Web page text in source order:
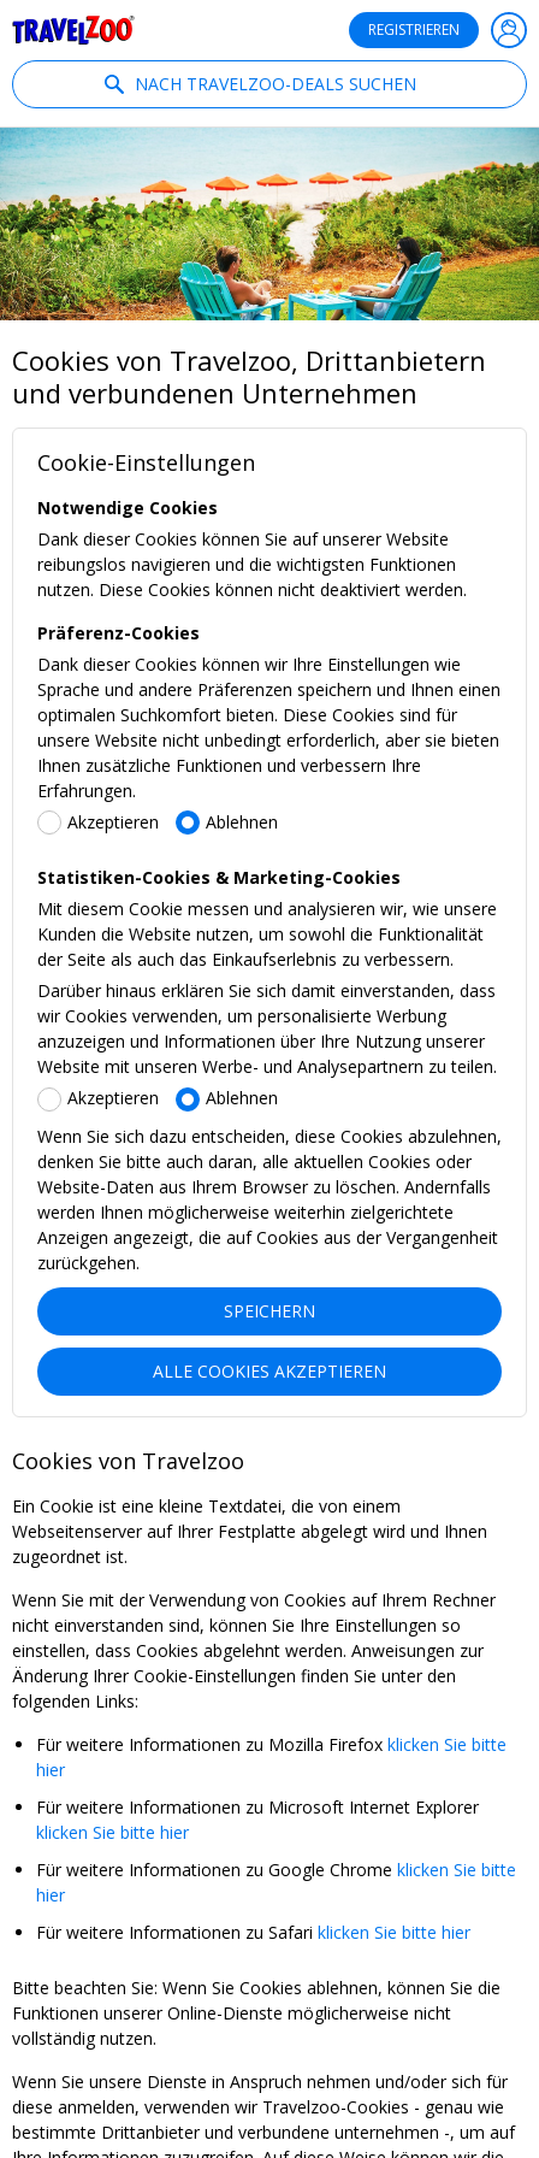
REGISTRIEREN
NACH TRAVELZOO-DEALS SUCHEN
Cookies von Travelzoo, Drittanbietern
und verbundenen Unternehmen
Cookie-Einstellungen
Notwendige Cookies
Dank dieser Cookies können Sie auf unserer Website
reibungslos navigieren und die wichtigsten Funktionen
nutzen. Diese Cookies können nicht deaktiviert werden.
Präferenz-Cookies
Dank dieser Cookies können wir Ihre Einstellungen wie
Sprache und andere Präferenzen speichern und Ihnen einen
optimalen Suchkomfort bieten. Diese Cookies sind für
unsere Website nicht unbedingt erforderlich, aber sie bieten
Ihnen zusätzliche Funktionen und verbessern Ihre
Erfahrungen.
Akzeptieren
Ablehnen
Statistiken-Cookies & Marketing-Cookies
Mit diesem Cookie messen und analysieren wir, wie unsere
Kunden die Website nutzen, um sowohl die Funktionalität
der Seite als auch das Einkaufserlebnis zu verbessern.
Darüber hinaus erklären Sie sich damit einverstanden, dass
wir Cookies verwenden, um personalisierte Werbung
anzuzeigen und Informationen über Ihre Nutzung unserer
Website mit unseren Werbe- und Analysepartnern zu teilen.
Akzeptieren
Ablehnen
Wenn Sie sich dazu entscheiden, diese Cookies abzulehnen,
denken Sie bitte auch daran, alle aktuellen Cookies oder
Website-Daten aus Ihrem Browser zu löschen. Andernfalls
werden Ihnen möglicherweise weiterhin zielgerichtete
Anzeigen angezeigt, die auf Cookies aus der Vergangenheit
zurückgehen.
SPEICHERN
ALLE COOKIES AKZEPTIEREN
Cookies von Travelzoo
Ein Cookie ist eine kleine Textdatei, die von einem
Webseitenserver auf Ihrer Festplatte abgelegt wird und Ihnen
zugeordnet ist.
Wenn Sie mit der Verwendung von Cookies auf Ihrem Rechner
nicht einverstanden sind, können Sie Ihre Einstellungen so
einstellen, dass Cookies abgelehnt werden. Anweisungen zur
Änderung Ihrer Cookie-Einstellungen finden Sie unter den
folgenden Links:
Für weitere Informationen zu Mozilla Firefox klicken Sie bitte
hier
Für weitere Informationen zu Microsoft Internet Explorer
klicken Sie bitte hier
Für weitere Informationen zu Google Chrome klicken Sie bitte
hier
Für weitere Informationen zu Safari klicken Sie bitte hier
Bitte beachten Sie: Wenn Sie Cookies ablehnen, können Sie die
Funktionen unserer Online-Dienste möglicherweise nicht
vollständig nutzen.
Wenn Sie unsere Dienste in Anspruch nehmen und/oder sich für
diese anmelden, verwenden wir Travelzoo-Cookies - genau wie
bestimmte Drittanbieter und verbundene unternehmen -, um auf